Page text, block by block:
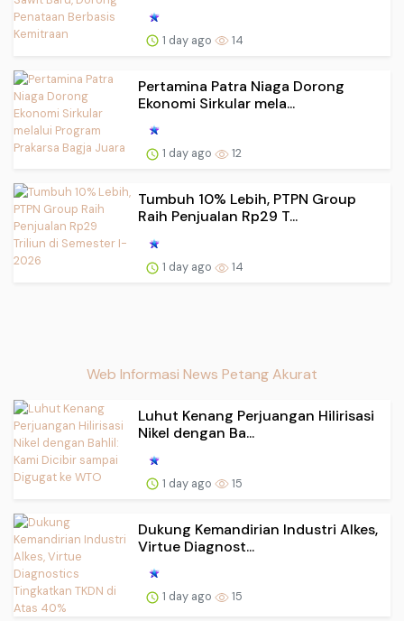
1 day ago 14
Pertamina Patra Niaga Dorong
Ekonomi Sirkular mela...
1 day ago 12
Tumbuh 10% Lebih, PTPN Group
Raih Penjualan Rp29 T...
1 day ago 14
Web Informasi News Petang Akurat
Luhut Kenang Perjuangan Hilirisasi
Nikel dengan Ba...
1 day ago 15
Dukung Kemandirian Industri Alkes,
Virtue Diagnost...
1 day ago 15